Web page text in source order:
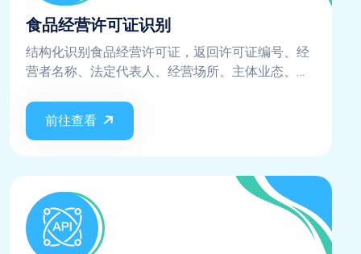
食品经营许可证识别
结构化识别食品经营许可证，返回许可证编号、经
营者名称、法定代表人、经营场所、主体业态、经
前往查看